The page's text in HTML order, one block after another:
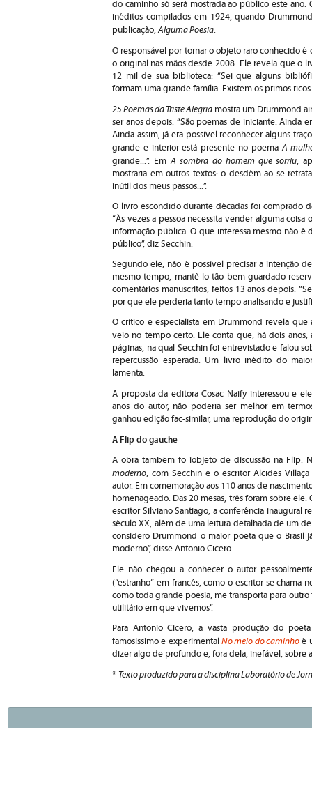
do caminho só será mostrada ao público este ano.
inéditos compilados em 1924, quando
publicação,Alguma Poesia.
O responsável por tornar o objeto raro conhecido
o original nas mãos desde 2008. Ele revela que o
12 mil de sua biblioteca: “Sei que alguns
formam uma grande família. Existem os primos
25 Poemas da Triste Alegria mostra um Drummond
ser anos depois. “São poemas de iniciante. Ainda
Ainda assim, já era possível reconhecer alguns
grande e interior está presente no poemaA
grande...”. EmA sombra do homem que sorriu,
mostraria em outros textos: o desdém ao se
inútil dos meus passos...”.
O livro escondido durante décadas foi comprado
“Às vezes a pessoa necessita vender alguma
informação pública. O que interessa mesmo não
público”, diz Secchin.
Segundo ele, não é possível precisar a intenção
mesmo tempo, mantê-lo tão bem guardado
comentários manuscritos, feitos 13 anos depois.
por que ele perderia tanto tempo analisando e
O crítico e especialista em Drummond revela
veio no tempo certo. Ele conta que, há dois anos,
páginas, na qual Secchin foi entrevistado e falou
repercussão esperada. Um livro inédito do
lamenta.
A proposta da editora Cosac Naify interessou e
anos do autor, não poderia ser melhor em
ganhou edição fac-similar, uma reprodução do
A Flip do gauche
A obra também fo iobjeto de discussão na Flip.
moderno, com Secchin e o escritor Alcides
autor. Em comemoração aos 110 anos de
homenageado. Das 20 mesas, três foram sobre
escritor Silviano Santiago, a conferência inaugural
século XX, além de uma leitura detalhada de um
considero Drummond o maior poeta que o Brasil
moderno”, disse Antonio Cicero.
Ele não chegou a conhecer o autor
(“estranho” em francês, como o escritor se chama
como toda grande poesia, me transporta para
utilitário em que vivemos”.
Para Antonio Cicero, a vasta produção do
famosíssimo e experimental No meio do caminho é
dizer algo de profundo e, fora dela, inefável, sobre
* Texto produzido para a disciplina Laboratório de